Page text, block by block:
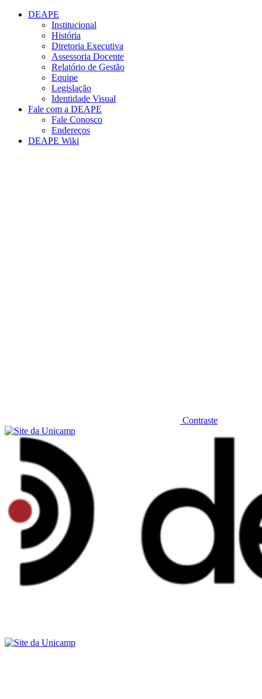
Conteúdo principal
DEAPE
Institucional
História
Diretoria Executiva
Assessoria Docente
Relatório de Gestão
Equipe
Legislação
Identidade Visual
Fale com a DEAPE
Fale Conosco
Endereços
DEAPE Wiki
Contraste